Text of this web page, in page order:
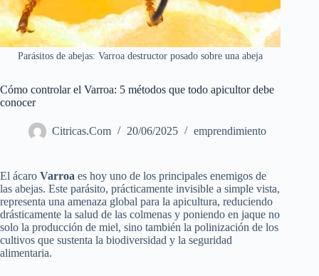
Parásitos de abejas: Varroa destructor posado sobre una abeja
Cómo controlar el Varroa: 5 métodos que todo apicultor debe
conocer
Citricas.Com 20/06/2025 emprendimiento
El ácaro Varroa es hoy uno de los principales enemigos de
las abejas. Este parásito, prácticamente invisible a simple vista,
representa una amenaza global para la apicultura, reduciendo
drásticamente la salud de las colmenas y poniendo en jaque no
solo la producción de miel, sino también la polinización de los
cultivos que sustenta la biodiversidad y la seguridad
alimentaria.